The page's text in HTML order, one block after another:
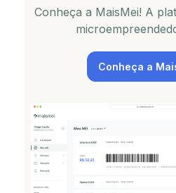
Conheça a MaisMei! A
Conheça a